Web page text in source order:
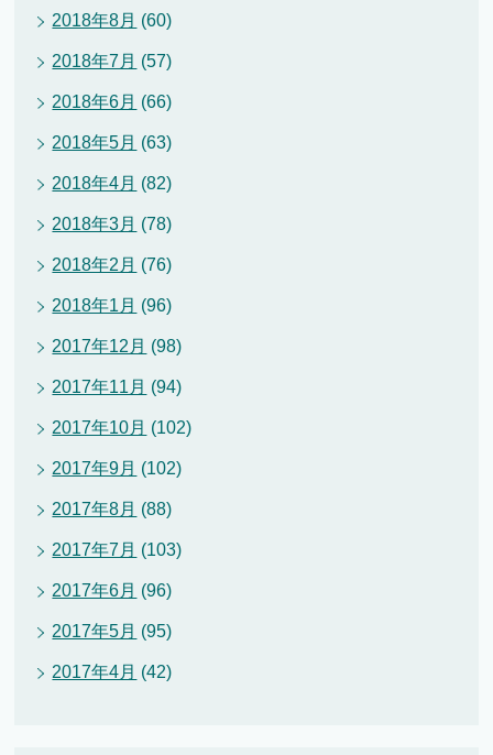
2018年8月 (60)
2018年7月 (57)
2018年6月 (66)
2018年5月 (63)
2018年4月 (82)
2018年3月 (78)
2018年2月 (76)
2018年1月 (96)
2017年12月 (98)
2017年11月 (94)
2017年10月 (102)
2017年9月 (102)
2017年8月 (88)
2017年7月 (103)
2017年6月 (96)
2017年5月 (95)
2017年4月 (42)